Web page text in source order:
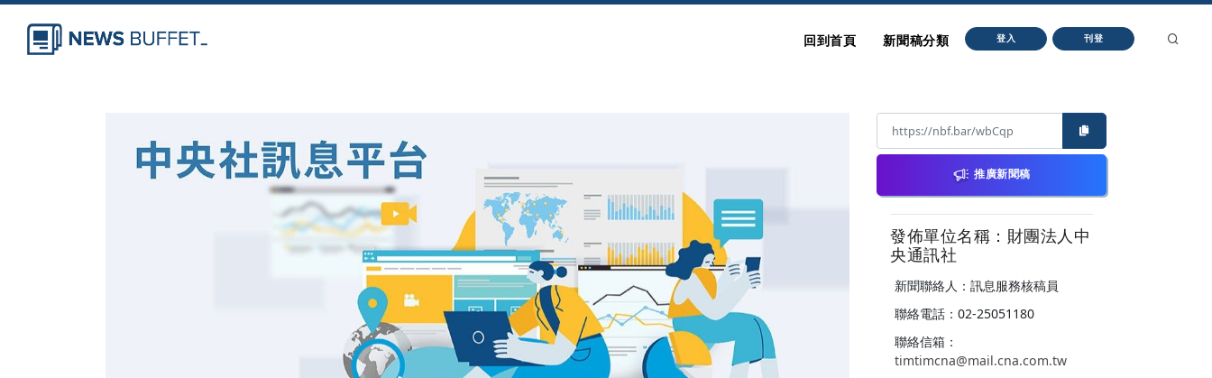
回到首頁 新聞稿分類 登入 刊登
推廣新聞稿
發佈單位名稱：財團法人中
央通訊社
新聞聯絡人：訊息服務核稿員
聯絡電話：02-25051180
聯絡信箱：
timtimcna@mail.cna.com.tw